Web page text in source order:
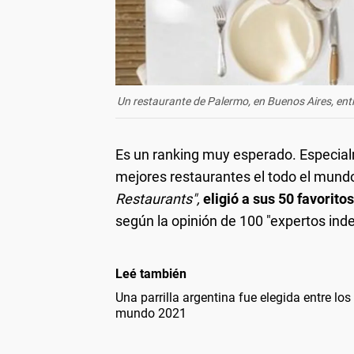
Un restaurante de Palermo, en Buenos Aires,
Es un ranking muy esperado.
mejores restaurantes el todo el
Restaurants", eligió a sus 50
según la opinión de 100 "expertos
Leé también
Una parrilla argentina fue elegida entre
mundo 2021